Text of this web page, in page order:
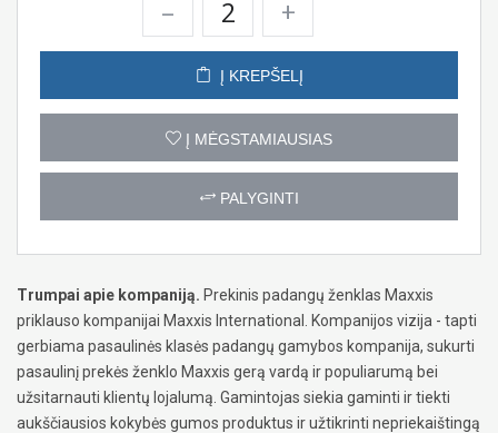
– +
Į KREPŠELĮ
Į MĖGSTAMIAUSIAS
PALYGINTI
Trumpai apie kompaniją. Prekinis padangų ženklas Maxxis
priklauso kompanijai Maxxis International. Kompanijos vizija - tapti
gerbiama pasaulinės klasės padangų gamybos kompanija, sukurti
pasaulinį prekės ženklo Maxxis gerą vardą ir populiarumą bei
užsitarnauti klientų lojalumą. Gamintojas siekia gaminti ir tiekti
aukščiausios kokybės gumos produktus ir užtikrinti nepriekaištingą